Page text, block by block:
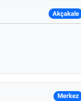
Akçakale
Merkez